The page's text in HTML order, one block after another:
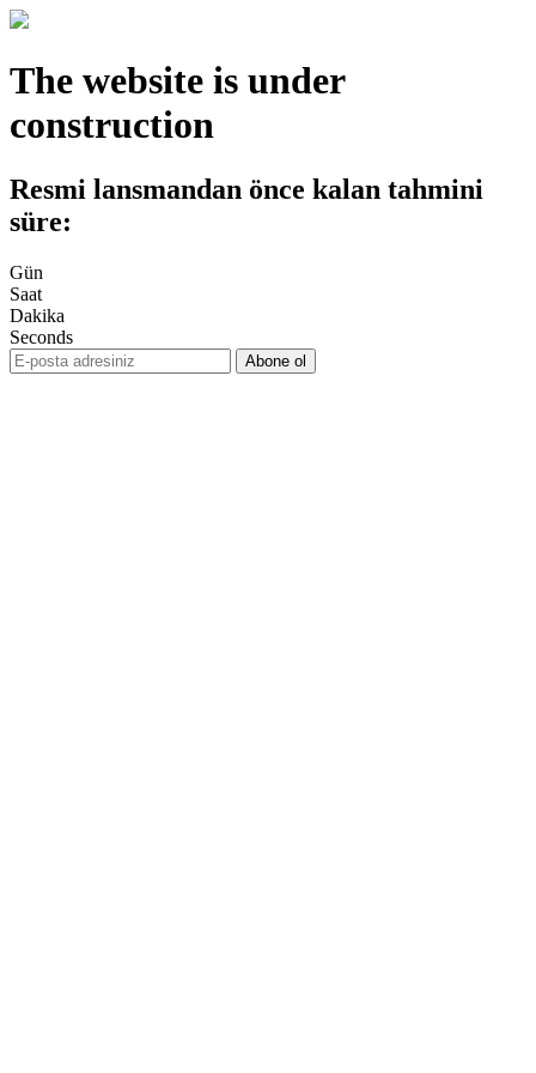
The website is under
construction
Resmi lansmandan önce kalan tahmini
süre:
Gün
Saat
Dakika
Seconds